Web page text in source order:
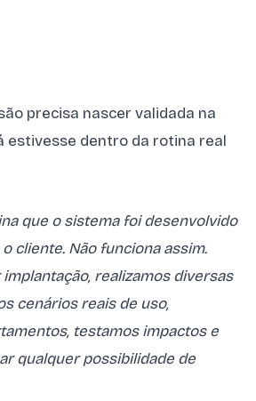
precisa nascer validada na
estivesse dentro da rotina real
que o sistema foi desenvolvido
cliente. Não funciona assim.
realizamos diversas
cenários reais de uso,
testamos impactos e
qualquer possibilidade de